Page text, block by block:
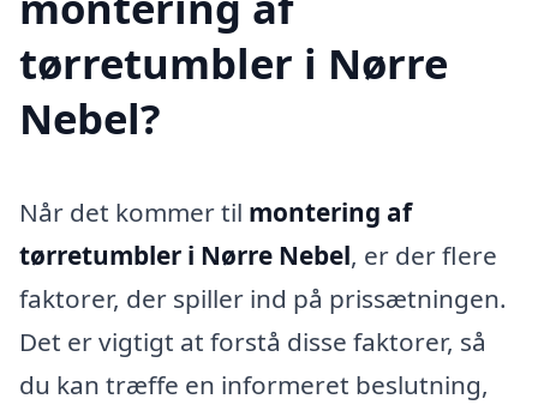
tørretumbler i Nørre
Nebel?
Når det kommer til montering af
tørretumbler i Nørre Nebel, er der flere
faktorer, der spiller ind på prissætningen.
Det er vigtigt at forstå disse faktorer, så
du kan træffe en informeret beslutning,